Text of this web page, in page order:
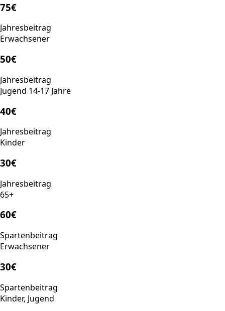
75€
Jahresbeitrag
Erwachsener
50€
Jahresbeitrag
Jugend 14-17 Jahre
40€
Jahresbeitrag
Kinder
30€
Jahresbeitrag
65+
60€
Spartenbeitrag
Erwachsener
30€
Spartenbeitrag
Kinder, Jugend